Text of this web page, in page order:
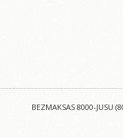
BEZMAKSAS 8000-JUSU